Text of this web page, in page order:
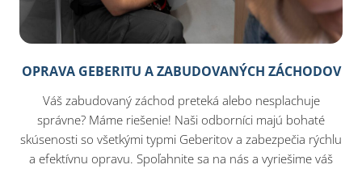
OPRAVA GEBERITU A ZABUDOVANÝCH ZÁCHODOV
Váš zabudovaný záchod preteká alebo nesplachuje
správne? Máme riešenie! Naši odborníci majú bohaté
skúsenosti so všetkými typmi Geberitov a zabezpečia rýchlu
a efektívnu opravu. Spoľahnite sa na nás a vyriešime váš